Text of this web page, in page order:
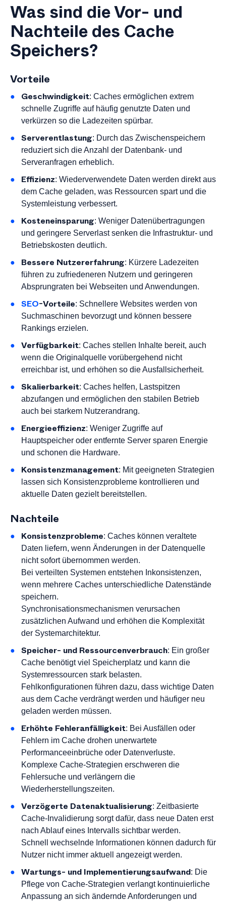
Was sind die Vor- und
Nachteile des Cache
Speichers?
Vorteile
Geschwindigkeit: Caches ermöglichen extrem
schnelle Zugriffe auf häufig genutzte Daten und
verkürzen so die Ladezeiten spürbar.
Serverentlastung: Durch das Zwischenspeichern
reduziert sich die Anzahl der Datenbank- und
Serveranfragen erheblich.
Effizienz: Wiederverwendete Daten werden direkt aus
dem Cache geladen, was Ressourcen spart und die
Systemleistung verbessert.
Kosteneinsparung: Weniger Datenübertragungen
und geringere Serverlast senken die Infrastruktur- und
Betriebskosten deutlich.
Bessere Nutzererfahrung: Kürzere Ladezeiten
führen zu zufriedeneren Nutzern und geringeren
Absprungraten bei Webseiten und Anwendungen.
SEO-Vorteile: Schnellere Websites werden von
Suchmaschinen bevorzugt und können bessere
Rankings erzielen.
Verfügbarkeit: Caches stellen Inhalte bereit, auch
wenn die Originalquelle vorübergehend nicht
erreichbar ist, und erhöhen so die Ausfallsicherheit.
Skalierbarkeit: Caches helfen, Lastspitzen
abzufangen und ermöglichen den stabilen Betrieb
auch bei starkem Nutzerandrang.
Energieeffizienz: Weniger Zugriffe auf
Hauptspeicher oder entfernte Server sparen Energie
und schonen die Hardware.
Konsistenzmanagement: Mit geeigneten Strategien
lassen sich Konsistenzprobleme kontrollieren und
aktuelle Daten gezielt bereitstellen.
Nachteile
Konsistenzprobleme: Caches können veraltete
Daten liefern, wenn Änderungen in der Datenquelle
nicht sofort übernommen werden.
Bei verteilten Systemen entstehen Inkonsistenzen,
wenn mehrere Caches unterschiedliche Datenstände
speichern.
Synchronisationsmechanismen verursachen
zusätzlichen Aufwand und erhöhen die Komplexität
der Systemarchitektur.
Speicher- und Ressourcenverbrauch: Ein großer
Cache benötigt viel Speicherplatz und kann die
Systemressourcen stark belasten.
Fehlkonfigurationen führen dazu, dass wichtige Daten
aus dem Cache verdrängt werden und häufiger neu
geladen werden müssen.
Erhöhte Fehleranfälligkeit: Bei Ausfällen oder
Fehlern im Cache drohen unerwartete
Performanceeinbrüche oder Datenverluste.
Komplexe Cache-Strategien erschweren die
Fehlersuche und verlängern die
Wiederherstellungszeiten.
Verzögerte Datenaktualisierung: Zeitbasierte
Cache-Invalidierung sorgt dafür, dass neue Daten erst
nach Ablauf eines Intervalls sichtbar werden.
Schnell wechselnde Informationen können dadurch für
Nutzer nicht immer aktuell angezeigt werden.
Wartungs- und Implementierungsaufwand: Die
Pflege von Cache-Strategien verlangt kontinuierliche
Anpassung an sich ändernde Anforderungen und